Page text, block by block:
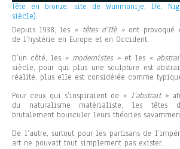
Tête en bronze, site de Wunmonije, Ifè,
siècle).
Depuis 1938, les « têtes d’Ifè »ont provoqué
de l’hystérie en Europe et en Occident.
D’un côté, les « modernistes » et les «
siècle, pour qui plus une sculpture est
réalité, plus elle est considérée comme
Pour ceux qui s’inspiraient de « l’abstrait »
du naturalisme matérialiste, les têtes
brutalement bousculer leurs théories
De l’autre, surtout pour les partisans de
art ne pouvait tout simplement pas exister.